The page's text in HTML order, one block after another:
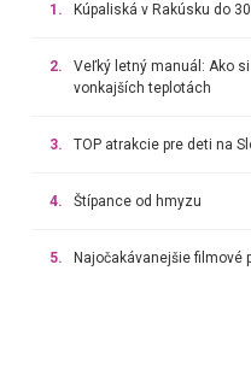
1. Kúpaliská v Rakúsku do
2.
Veľký letný manuál: Ako
vonkajších teplotách
3. TOP atrakcie pre deti na
4. Štípance od hmyzu
5. Najočakávanejšie filmové